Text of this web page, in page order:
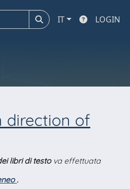
IT LOGIN
direction of
libri di testova effettuata
.